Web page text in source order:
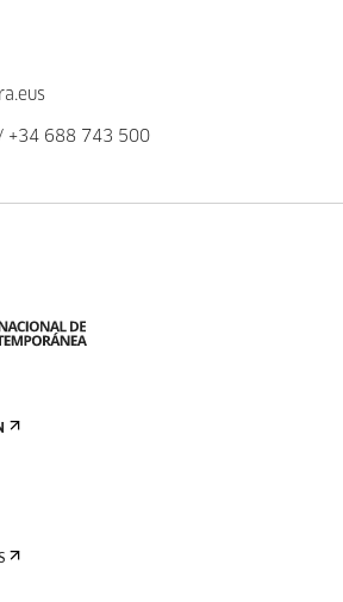
+34 688 743 500